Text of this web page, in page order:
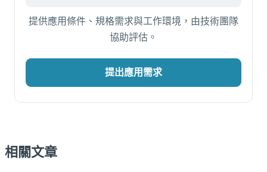
提供應用條件、規格需求與工作環境，由技術團隊
協助評估。
提出應用需求
相關文章